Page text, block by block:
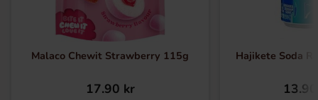
Malaco Chewit Strawberry 115g
17.90 kr
Hajikete Soda